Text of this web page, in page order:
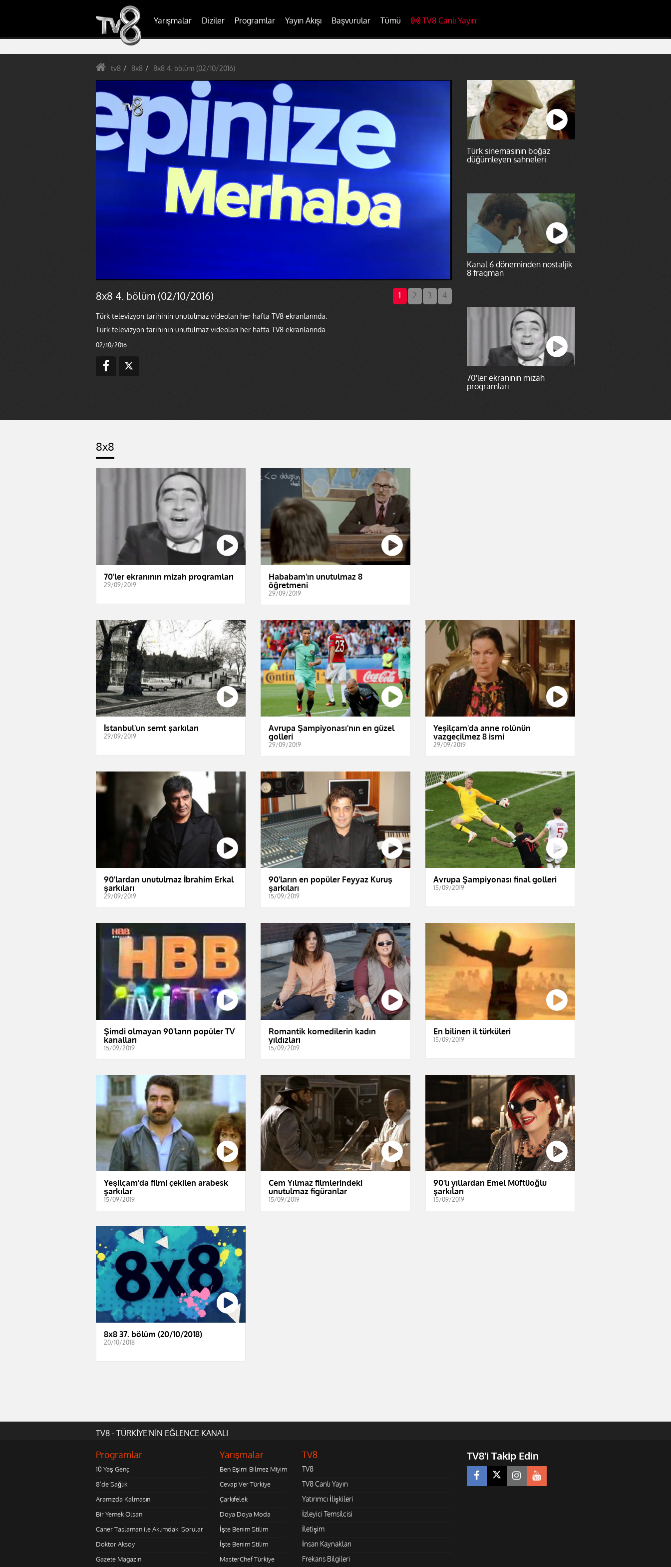
Yarışmalar Diziler Programlar Yayın Akışı Başvurular Tümü TV8 Canlı Yayın
tv8 8x8 8x8 4. bölüm (02/10/2016)
8x8 4. bölüm (02/10/2016) 1 2 3 4
Türk televizyon tarihinin unutulmaz videoları her hafta TV8 ekranlarında.
Türk televizyon tarihinin unutulmaz videoları her hafta TV8 ekranlarında.
02/10/2016
Türk sinemasının boğaz
düğümleyen sahneleri
Kanal 6 döneminden nostaljik
8 fragman
70'ler ekranının mizah
programları
8x8
70'ler ekranının mizah programları
29/09/2019
Hababam'ın unutulmaz 8
öğretmeni
29/09/2019
İstanbul'un semt şarkıları
29/09/2019
Avrupa Şampiyonası'nın en güzel
golleri
29/09/2019
Yeşilçam'da anne rolünün
vazgeçilmez 8 ismi
29/09/2019
90'lardan unutulmaz İbrahim Erkal
şarkıları
29/09/2019
90'ların en popüler Feyyaz Kuruş
şarkıları
15/09/2019
Avrupa Şampiyonası final golleri
15/09/2019
Şimdi olmayan 90'ların popüler TV
kanalları
15/09/2019
Romantik komedilerin kadın
yıldızları
15/09/2019
En bilinen il türküleri
15/09/2019
Yeşilçam'da filmi çekilen arabesk
şarkılar
15/09/2019
Cem Yılmaz filmlerindeki
unutulmaz figüranlar
15/09/2019
90'lı yıllardan Emel Müftüoğlu
şarkıları
15/09/2019
8x8 37. bölüm (20/10/2018)
20/10/2018
TV8 - TÜRKİYE'NİN EĞLENCE KANALI
Programlar
10 Yaş Genç
8'de Sağlık
Aramızda Kalmasın
Bir Yemek Olsan
Caner Taslaman ile Aklımdaki Sorular
Doktor Aksoy
Gazete Magazin
Yarışmalar
Ben Eşimi Bilmez Miyim
Cevap Ver Türkiye
Çarkıfelek
Doya Doya Moda
İşte Benim Stilim
İşte Benim Stilim
MasterChef Türkiye
TV8
TV8
TV8 Canlı Yayın
Yatırımcı İlişkileri
İzleyici Temsilcisi
İletişim
İnsan Kaynakları
Frekans Bilgileri
TV8'i Takip Edin